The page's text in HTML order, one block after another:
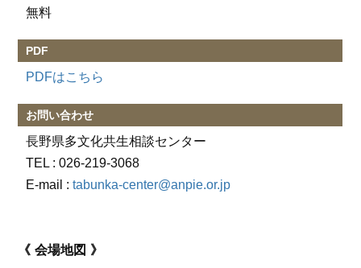
無料
PDF
PDFはこちら
お問い合わせ
長野県多文化共生相談センター
TEL :026-219-3068
E-mail :tabunka-center@anpie.or.jp
会場地図